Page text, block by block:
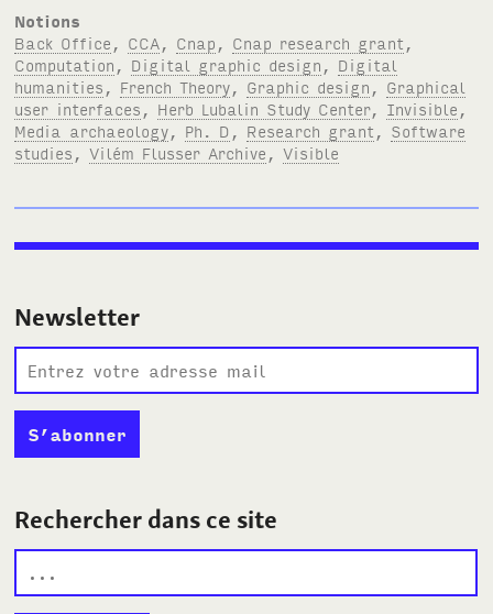
Notions
Back Office
CCA Cnap Cnap research grant
Computation
Digital graphic design
Digital
humanities
French Theory Graphic design
Graphical
user interfaces
Herb Lubalin Study Center, Invisible
Media archaeology
Ph. D Research grant
Software
studies ,Vilém Flusser Archive ,Visible
Newsletter
Rechercher dans ce site